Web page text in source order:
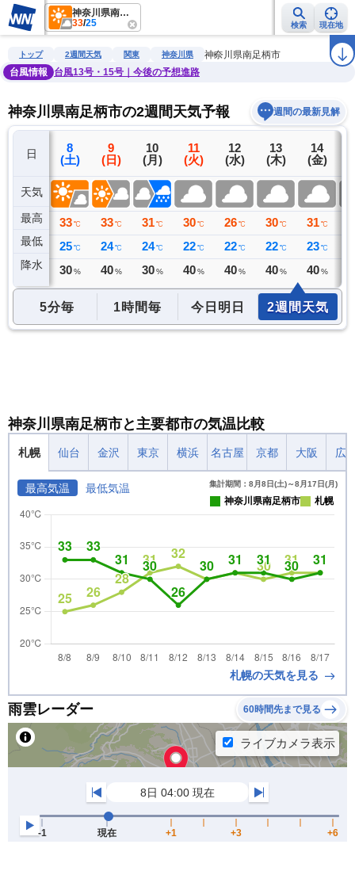
神奈川県南足柄市
33/25 検索 現在地
雨雲レーダー 台風情報 地震情報 警報・注意報 2週間天気 ラ
トップ 2週間天気 関東 神奈川県
神奈川県南足柄市
台風情報
台風13号・15号｜今後の予想進路
神奈川県南足柄市の2週間天気予報 週間の最新見解
日
天気
最高
最低
降水
7
(金)
33 ℃
25 ℃
0 ミリ
8
(土)
33 ℃
25 ℃
30 %
9
(日)
33 ℃
24 ℃
40 %
10
(月)
31 ℃
24 ℃
30 %
11
(火)
30 ℃
22 ℃
40 %
12
(水)
26 ℃
22 ℃
40 %
13
(木)
30 ℃
22 ℃
40 %
14
(金)
31 ℃
23 ℃
40 %
5分毎 1時間毎 今日明日 2週間天気
神奈川県南足柄市と主要都市の気温比較
札幌 仙台 金沢 東京 横浜 名古屋 京都 大阪 広
最高気温 最低気温 集計期間：8月8日(土)～8月17日(月)
神奈川県南足柄市 札幌
札幌の天気を見る
雨雲レーダー 60時間先まで見る